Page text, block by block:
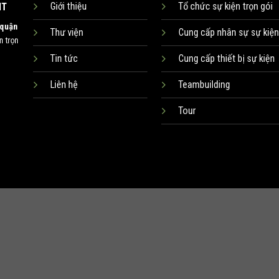
trọn
Giới thiệu
Thư viện
Tin tức
Liên hệ
Tổ chức sự kiện trọn gói
Cung cấp nhân sự sự kiện
Cung cấp thiết bị sự kiện
Teambuilding
Tour